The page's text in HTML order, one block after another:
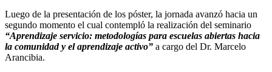
Luego de la presentación de los póster, la jornada avanzó hacia un
segundo momento el cual contempló la realización del seminario
“Aprendizaje servicio: metodologías para escuelas abiertas hacia
la comunidad y el aprendizaje activo” a cargo del Dr. Marcelo
Arancibia.